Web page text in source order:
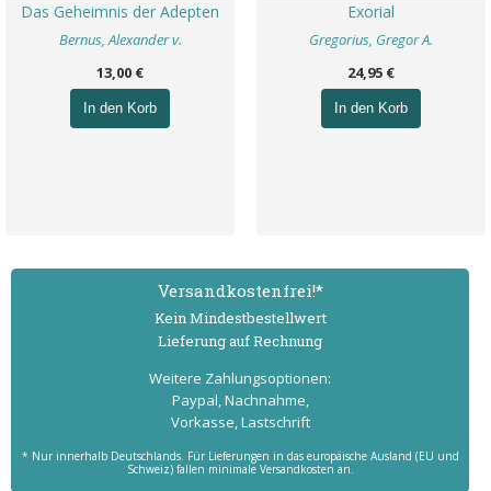
Das Geheimnis der Adepten
Bernus, Alexander v.
13,00 €
In den Korb
Exorial
Gregorius, Gregor A.
24,95 €
In den Korb
Versand­kostenfrei!*
Kein Mindest­bestell­wert
Lieferung auf Rechnung
Weitere Zahlungs­optionen:
Paypal, Nachnahme,
Vorkasse, Lastschrift
* Nur innerhalb Deutschlands. Für Lieferungen in das europäische Ausland (EU und
Schweiz) fallen minimale Versandkosten an.